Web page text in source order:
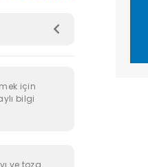
için
bilgi
ve toza